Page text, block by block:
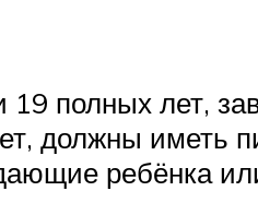
полных лет,
должны иметь
ребёнка